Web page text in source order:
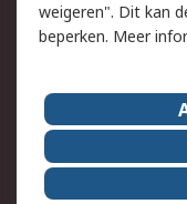
Algemene
Over RS
RS Group
RS wereldwijd
weigeren". Dit kan
beperken. Meer